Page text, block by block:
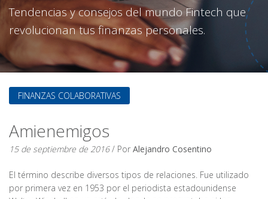
Tendencias y consejos del mundo Fintech que
revolucionan tus finanzas personales.
FINANZAS COLABORATIVAS
Amienemigos
15 de septiembre de 2016/ Por Alejandro Cosentino
El término describe diversos tipos de relaciones. Fue utilizado
por primera vez en 1953 por el periodista estadounidense